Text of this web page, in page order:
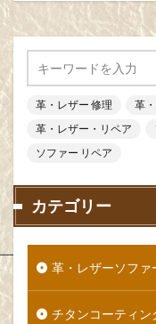
革・レザー 修理
革
革・レザー・リペア
ソファー リペア
カテゴリー
革・レザーソファ
チタンコーティン